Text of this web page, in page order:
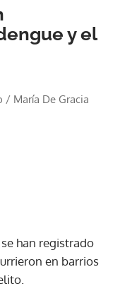
y el
/ María De Gracia
han registrado
en barrios